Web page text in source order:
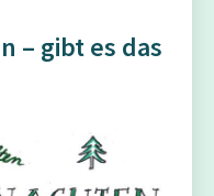
– gibt es das